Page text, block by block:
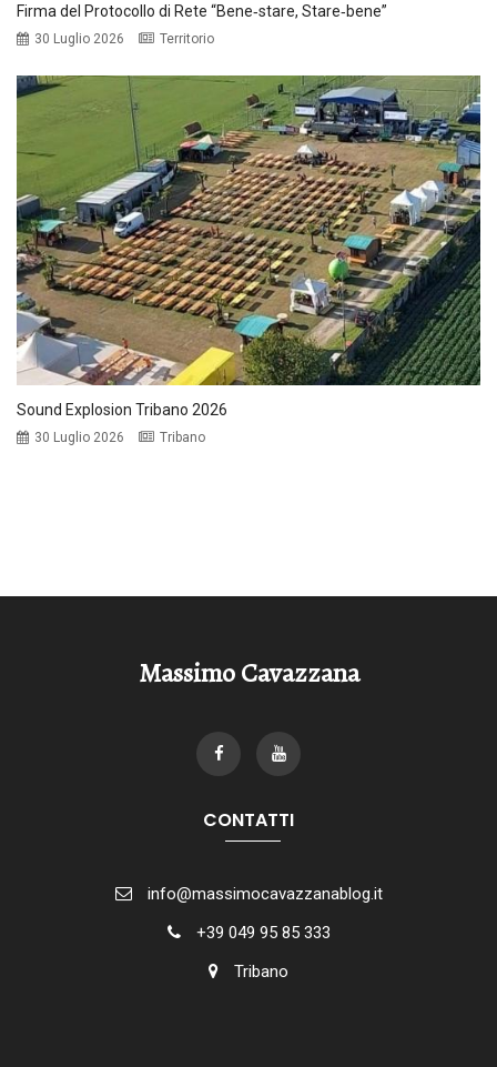
Firma del Protocollo di Rete “Bene‑stare, Stare‑bene”
30 Luglio 2026 Territorio
Sound Explosion Tribano 2026
30 Luglio 2026 Tribano
Massimo Cavazzana
CONTATTI
info@massimocavazzanablog.it
+39 049 95 85 333
Tribano